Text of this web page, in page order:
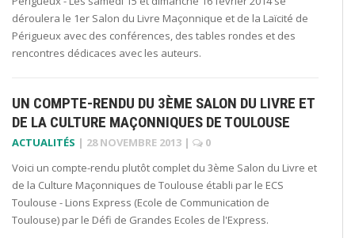
déroulera le 1er Salon du Livre Maçonnique et de la Laïcité de
Périgueux avec des conférences, des tables rondes et des
rencontres dédicaces avec les auteurs.
UN COMPTE-RENDU DU 3ÈME SALON DU LIVRE ET
DE LA CULTURE MAÇONNIQUES DE TOULOUSE
ACTUALITÉS | 28 NOVEMBRE 2013 |
0
Voici un compte-rendu plutôt complet du 3ème Salon du Livre et
de la Culture Maçonniques de Toulouse établi par le ECS
Toulouse - Lions Express (Ecole de Communication de
Toulouse) par le Défi de Grandes Ecoles de l'Express.